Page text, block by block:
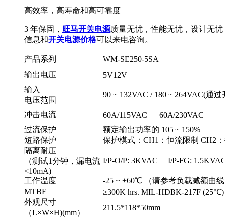
高效率，高寿命和高可靠度
3 年保固， 旺马开关电源质量无忧，性能无忧，设计无
信息和开关电源价格可以来电咨询。
产品系列
WM-SE250-5SA
输出电压
5V12V
输入
电压范围
90 ~ 132VAC / 180 ~ 264VAC(通
冲击电流
60A/115VAC 60A/230VAC
过流保护
额定输出功率的 105 ~ 150%
短路保护
保护模式：CH1：恒流限制 CH2
隔离耐压
（测试1分钟，漏电流
<10mA)
I/P‐O/P: 3KVAC I/P‐FG:
工作温度
‐25 ~ +60℃ （请参考负载减额曲
MTBF
≥300K hrs. MIL‐HDBK‐217F (25℃)
外观尺寸
（L×W×H)(mm）
211.5*118*50mm